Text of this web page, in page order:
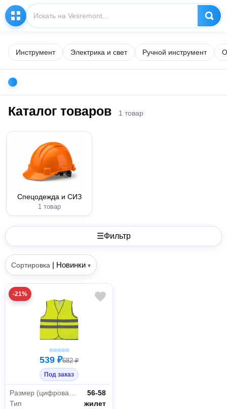
Инструмент Электрика и свет Ручной инструмент
Каталог товаров 1 товар
Спецодежда и СИЗ
1 товар
☰Фильтр
Сортировка | Новинки ▾
-21%
539 ₽682 ₽
Под заказ
56-58
Тип
жилет